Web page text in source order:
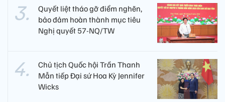
Quyết liệt tháo gỡ điểm nghẽn,
bảo đảm hoàn thành mục tiêu
Nghị quyết 57-NQ/TW
Chủ tịch Quốc hội Trần Thanh
Mẫn tiếp Đại sứ Hoa Kỳ Jennifer
Wicks